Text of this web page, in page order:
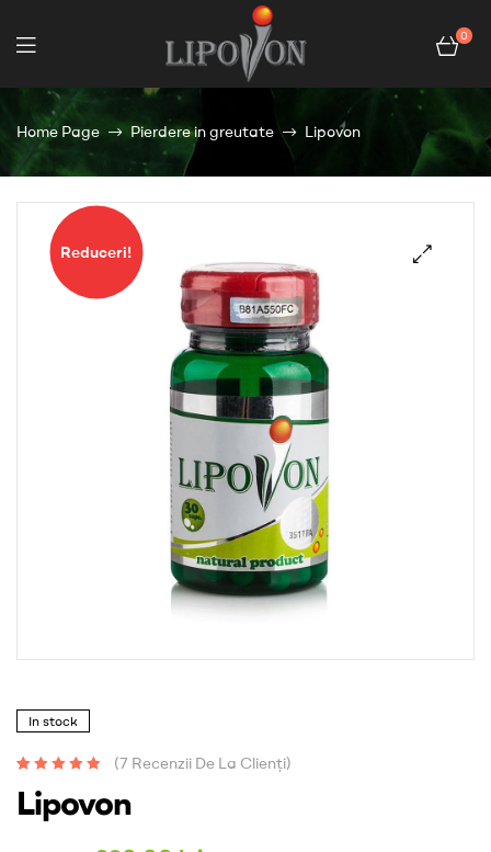
0
Home Page Pierdere in greutate Lipovon
Reduceri!
In stock
din 5 pe baza a
evaluări de la
(7 Recenzii De La Clienți)
Lipovon